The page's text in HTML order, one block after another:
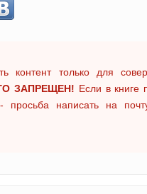
контент только для
ЗАПРЕЩЕН! Если в книге
- просьба написать на